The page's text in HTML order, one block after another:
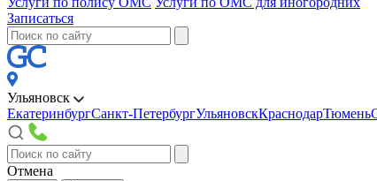
Записаться
Ульяновск
ЕкатеринбургСанкт-ПетербургУльяновскКраснодарТюмень
Отмена